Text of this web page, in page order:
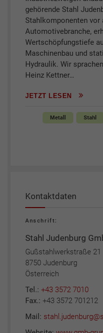
gehörende Stahl
Stahlkomponenten vor
Automotivebranche,
Wertschöpfungstiefe
Maschinenbau und
Hydraulik. Wir
Heinz Kettner…
JETZT LESEN
Metall Stahl
Kontaktdaten
Anschrift:
Stahl Judenburg
Gußstahlwerkstraße 21
8750 Judenburg
Österreich
Tel.: +43 3572 7010
Fax.: +43 3572 701212
Mail: